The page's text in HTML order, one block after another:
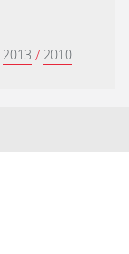
2013 / 2010